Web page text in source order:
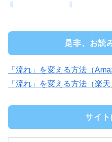
是非、お読
「流れ」を変える方法（
「流れ」を変える方法（楽天
サイ